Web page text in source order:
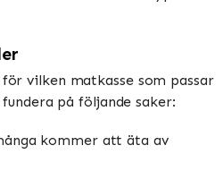
vilken matkasse som passar
på följande saker:
kommer att äta av